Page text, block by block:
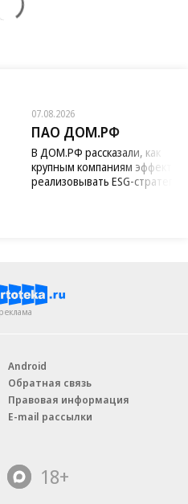
07.08.2026
ПАО ДОМ.РФ
В ДОМ.РФ рассказали, как
крупным компаниям
реализовывать ESG-стратегию
Android
Обратная связь
Правовая информация
E-mail рассылки
18+